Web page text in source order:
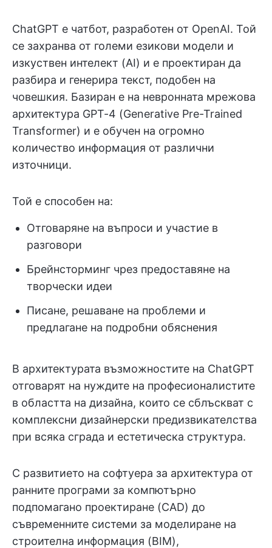
ChatGPT е чатбот, разработен от OpenAI. Той
се захранва от големи езикови модели и
изкуствен интелект (AI) и е проектиран да
разбира и генерира текст, подобен на
човешкия. Базиран е на невронната мрежова
архитектура GPT-4 (Generative Pre-Trained
Transformer) и е обучен на огромно
количество информация от различни
източници.
Той е способен на:
Отговаряне на въпроси и участие в
разговори
Брейнсторминг чрез предоставяне на
творчески идеи
Писане, решаване на проблеми и
предлагане на подробни обяснения
В архитектурата възможностите на ChatGPT
отговарят на нуждите на професионалистите
в областта на дизайна, които се сблъскват с
комплексни дизайнерски предизвикателства
при всяка сграда и естетическа структура.
С развитието на софтуера за архитектура от
ранните програми за компютърно
подпомагано проектиране (CAD) до
съвременните системи за моделиране на
строителна информация (BIM),